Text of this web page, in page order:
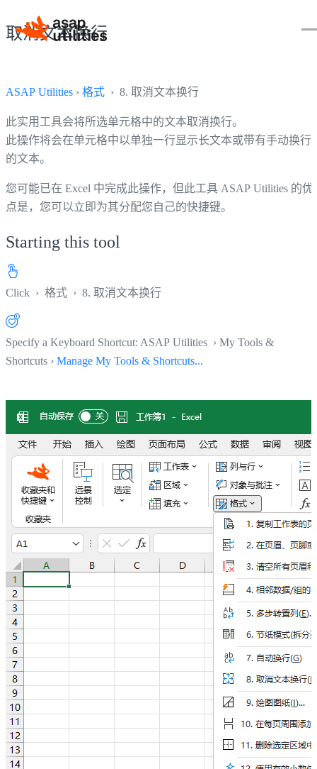
取消文本换行
ASAP Utilities › 格式 › 8. 取消文本换行
此实用工具会将所选单元格中的文本取消换行。
此操作将会在单元格中以单独一行显示长文本或带有手动换行
的文本。
您可能已在 Excel 中完成此操作，但此工具 ASAP Utilities 的优
点是，您可以立即为其分配您自己的快捷键。
Starting this tool
Click › 格式 › 8. 取消文本换行
Specify a Keyboard Shortcut: ASAP Utilities › My Tools &
Shortcuts › Manage My Tools & Shortcuts...